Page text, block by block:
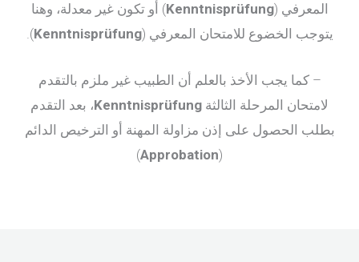
المعرفي (Kenntnisprüfung) أو تكون غير معدلة، وهنا
يتوجب الخضوع للامتحان المعرفي (Kenntnisprüfung
).
– كما يجب الأخذ بالعلم أن الطبيب غير ملزم بالتقدم
لامتحان المرحلة الثالثة Kenntnisprüfung، بعد التقدم
بطلب الحصول على إذن مزاولة المهنة أو الترخيص الدائم
(
Approbation
)